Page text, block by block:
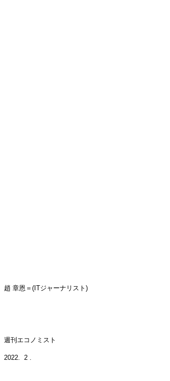
趙 章恩＝ (ITジャーナリスト )
週刊エコノミスト
2022. 2 .